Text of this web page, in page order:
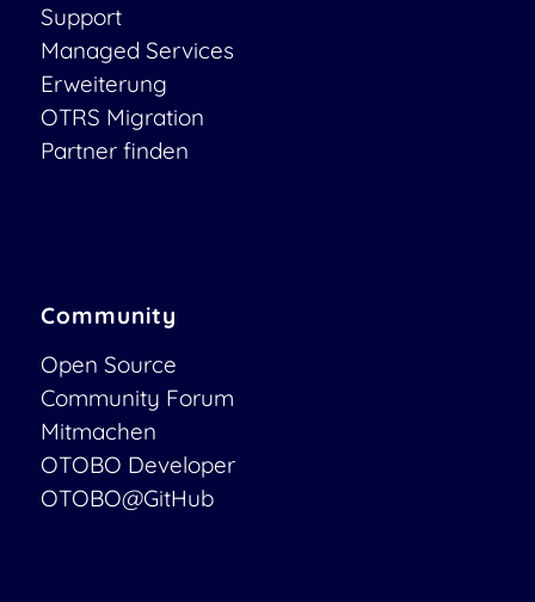
Support
Managed Services
Erweiterung
OTRS Migration
Partner finden
Community
Open Source
Community Forum
Mitmachen
OTOBO Developer
OTOBO@GitHub